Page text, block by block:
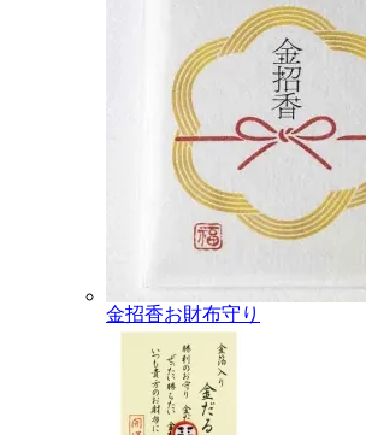
金招香お財布守り